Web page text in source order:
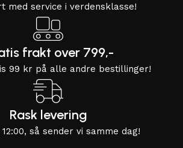
med service i verdensklasse!
frakt over 799,-
99 kr på alle andre bestillinger!
Rask levering
så sender vi samme dag!